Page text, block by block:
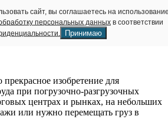
изобретение для
при погрузочно-разгрузочных
центрах и рынках, на небольших
или нужно перемещать груз в
сайт, вы соглашаетесь на
персональных данных в соответствии
Принимаю